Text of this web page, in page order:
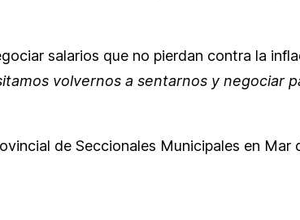
salarios que no pierdan contra la
volvernos a sentarnos y negociar
de Seccionales Municipales en Mar